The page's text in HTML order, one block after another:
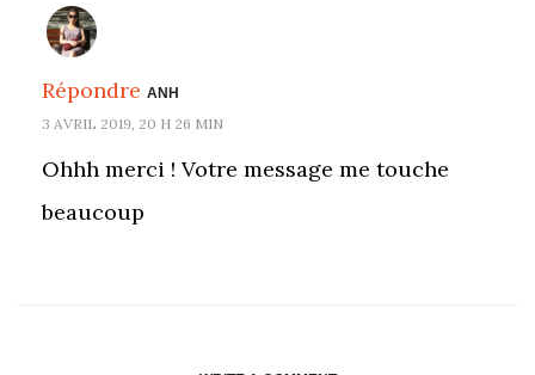
Répondre ANH
3 AVRIL 2019, 20 H 26 MIN
Ohhh merci ! Votre message me touche
beaucoup